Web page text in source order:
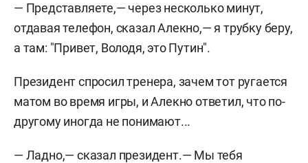
— Представляете,— через несколько минут,
отдавая телефон, сказал Алекно,— я трубку беру,
а там: "Привет, Володя, это Путин".
Президент спросил тренера, зачем тот ругается
матом во время игры, и Алекно ответил, что по-
другому иногда не понимают...
— Ладно,— сказал президент.— Мы тебя